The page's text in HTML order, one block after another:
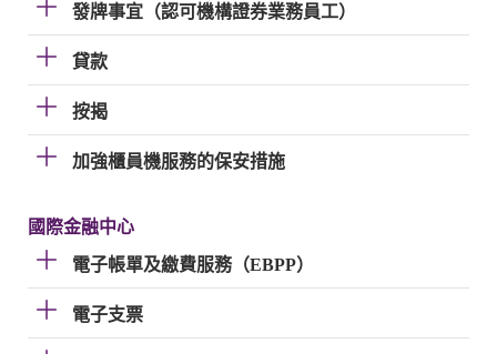
發牌事宜（認可機構證券業務員工）
貸款
按揭
加強櫃員機服務的保安措施
國際金融中心
電子帳單及繳費服務（EBPP）
電子支票